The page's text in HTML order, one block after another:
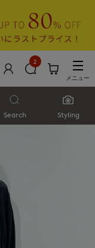
2
メニュー
Search Styling